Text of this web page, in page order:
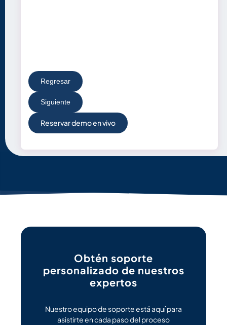
Regresar
Siguiente
Reservar demo en vivo
Obtén soporte
personalizado de nuestros
expertos
Nuestro equipo de soporte está aquí para
asistirte en cada paso del proceso